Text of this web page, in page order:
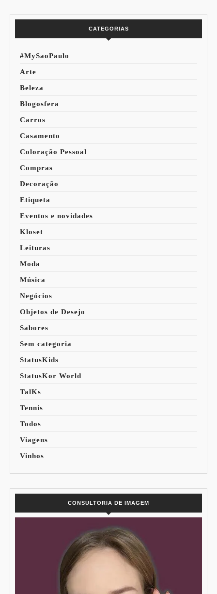
CATEGORIAS
#MySaoPaulo
Arte
Beleza
Blogosfera
Carros
Casamento
Coloração Pessoal
Compras
Decoração
Etiqueta
Eventos e novidades
Kloset
Leituras
Moda
Música
Negócios
Objetos de Desejo
Sabores
Sem categoria
StatusKids
StatusKor World
TalKs
Tennis
Todos
Viagens
Vinhos
CONSULTORIA DE IMAGEM